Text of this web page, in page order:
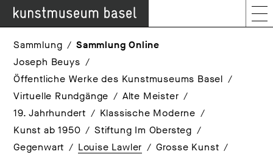
Sammlung
Sammlung Online
Joseph Beuys
Öffentliche Werke des Kunstmuseums Basel
Virtuelle Rundgänge
Alte Meister
19. Jahrhundert
Klassische Moderne
Kunst ab 1950
Stiftung Im Obersteg
Gegenwart
Louise Lawler
Grosse Kunst